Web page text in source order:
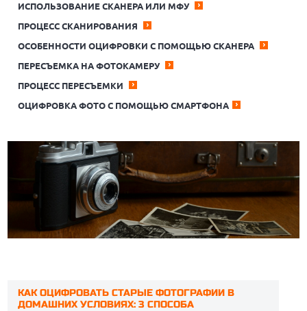
ИСПОЛЬЗОВАНИЕ СКАНЕРА ИЛИ МФУ
ПРОЦЕСС СКАНИРОВАНИЯ
ОСОБЕННОСТИ ОЦИФРОВКИ С ПОМОЩЬЮ СКАНЕРА
ПЕРЕСЪЕМКА НА ФОТОКАМЕРУ
ПРОЦЕСС ПЕРЕСЪЕМКИ
ОЦИФРОВКА ФОТО С ПОМОЩЬЮ СМАРТФОНА
КАК ОЦИФРОВАТЬ СТАРЫЕ ФОТОГРАФИИ В
ДОМАШНИХ УСЛОВИЯХ: 3 СПОСОБА